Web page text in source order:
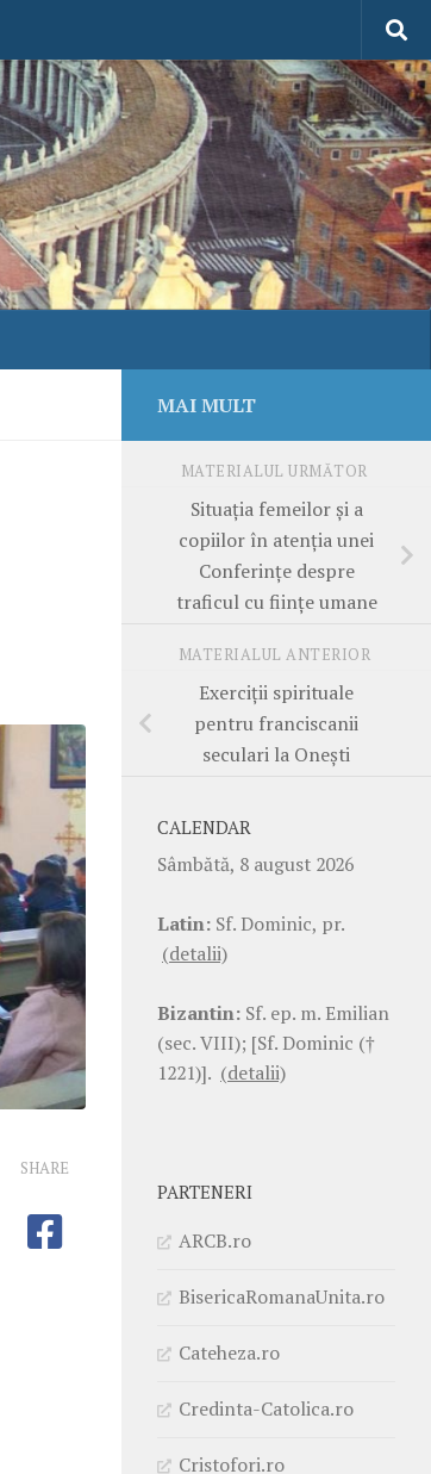
SHARE
MAI MULT
MATERIALUL URMĂTOR
Situația femeilor și a
copiilor în atenția unei
Conferințe despre
traficul cu ființe umane
MATERIALUL ANTERIOR
Exerciții spirituale
pentru franciscanii
seculari la Onești
CALENDAR
Sâmbătă, 8 august 2026
Latin: Sf. Dominic, pr.
(detalii)
Bizantin: Sf. ep. m. Emilian
(sec. VIII); [Sf. Dominic (†
1221)]. (detalii)
PARTENERI
ARCB.ro
BisericaRomanaUnita.ro
Cateheza.ro
Credinta-Catolica.ro
Cristofori.ro